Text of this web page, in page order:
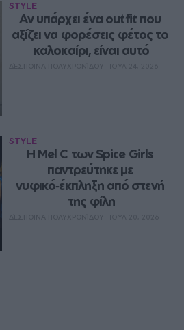
STYLE
Αν υπάρχει ένα outfit που
αξίζει να φορέσεις φέτος το
καλοκαίρι, είναι αυτό
STYLE
Η Mel C των Spice Girls
παντρεύτηκε με
νυφικό‑έκπληξη από στενή
της φίλη